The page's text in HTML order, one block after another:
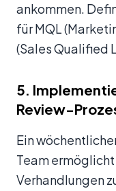
ankommen.
für MQL
(Sales Qualified
5.
Review-
Ein
Team
Verhandlungen